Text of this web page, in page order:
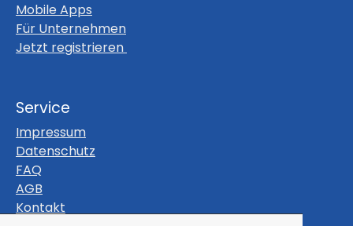
Mobile Apps
Für Unternehmen
Jetzt registrieren
Service
Impressum
Datenschutz
FAQ
AGB
Kontakt